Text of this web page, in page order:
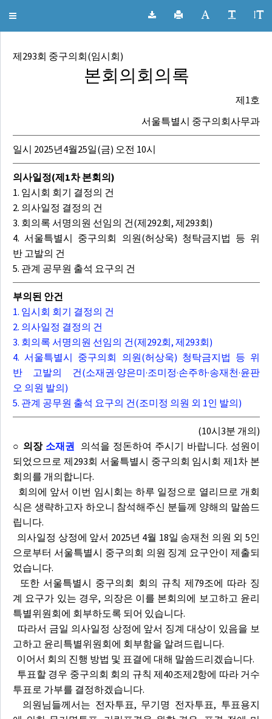
서울특별시 중구의회 회의록
Toggle
제293회 중구의회(임시회)
본회의회의록
제1호
서울특별시 중구의회사무과
일시 2025년4월25일(금) 오전 10시
의사일정(제1차 본회의)
1. 임시회 회기 결정의 건
2. 의사일정 결정의 건
3. 회의록 서명의원 선임의 건(제292회, 제293회)
4. 서울특별시 중구의회 의원(허상욱) 청탁금지법 등 위
반 고발의 건
5. 관계 공무원 출석 요구의 건
부의된 안건
1. 임시회 회기 결정의 건
2. 의사일정 결정의 건
3. 회의록 서명의원 선임의 건(제292회, 제293회)
4. 서울특별시 중구의회 의원(허상욱) 청탁금지법 등 위
반 고발의 건(소재권·양은미·조미정·손주하·송재천·윤판
오 의원 발의)
5. 관계 공무원 출석 요구의 건(조미정 의원 외 1인 발의)
(10시3분 개의)
○ 의장 소재권 의석을 정돈하여 주시기 바랍니다. 성원이
되었으므로 제293회 서울특별시 중구의회 임시회 제1차 본
회의를 개의합니다.
회의에 앞서 이번 임시회는 하루 일정으로 열리므로 개회
식은 생략하고자 하오니 참석해주신 분들께 양해의 말씀드
립니다.
의사일정 상정에 앞서 2025년 4월 18일 송재천 의원 외 5인
으로부터 서울특별시 중구의회 의원 징계 요구안이 제출되
었습니다.
또한 서울특별시 중구의회 회의 규칙 제79조에 따라 징
계 요구가 있는 경우, 의장은 이를 본회의에 보고하고 윤리
특별위원회에 회부하도록 되어 있습니다.
따라서 금일 의사일정 상정에 앞서 징계 대상이 있음을 보
고하고 윤리특별위원회에 회부함을 알려드립니다.
이어서 회의 진행 방법 및 표결에 대해 말씀드리겠습니다.
투표할 경우 중구의회 회의 규칙 제40조제2항에 따라 거수
투표로 가부를 결정하겠습니다.
의원님들께서는 전자투표, 무기명 전자투표, 투표용지